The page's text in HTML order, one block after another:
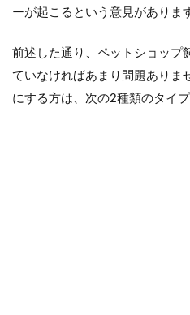
ーが起こるという意見がありま
前述した通り、ペットショップ
ていなければあまり問題ありま
にする方は、次の2種類のタイ